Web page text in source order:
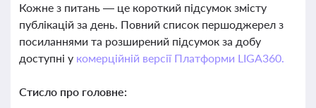
Кожне з питань — це короткий підсумок змісту
публікацій за день. Повний список першоджерел з
посиланнями та розширений підсумок за добу
доступні у комерційній версії Платформи LIGA360.
Стисло про головне: